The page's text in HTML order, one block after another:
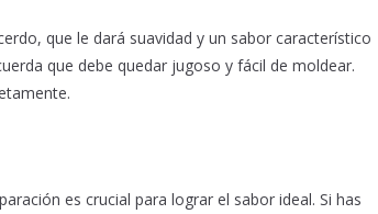
que le dará suavidad y un sabor característico
que debe quedar jugoso y fácil de moldear.
es crucial para lograr el sabor ideal. Si has